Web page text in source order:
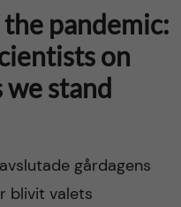
h
f
i
l
d
u
pandemic:
on
stand
gårdagens
blivit valets